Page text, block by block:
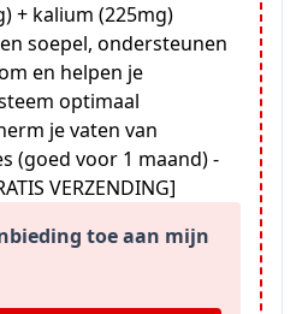
+ kalium (225mg)
soepel, ondersteunen
en helpen je
optimaal
je vaten van
(goed voor 1 maand) -
VERZENDING]
toe aan mijn